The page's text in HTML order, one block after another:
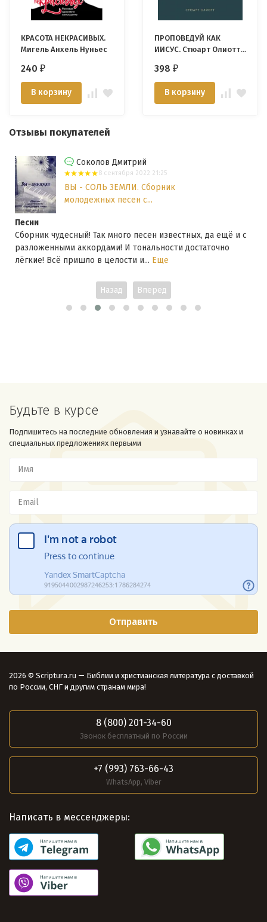
КРАСОТА НЕКРАСИВЫХ.
Мигель Анхель Нуньес
240 ₽
В корзину
ПРОПОВЕДУЙ КАК
ИИСУС. Стюарт Олиотт /
398 ₽
В корзину
Отзывы покупателей
Соколов Дмитрий
8 сентября 2022 21:25
ВЫ - СОЛЬ ЗЕМЛИ. Сборник
молодежных песен с...
Песни
Сборник чудесный! Так много песен известных, да ещё и с
разложенными аккордами! И тональности достаточно
лёгкие! Всё пришло в целости и... Еще
Назад Вперед
Будьте в курсе
Подпишитесь на последние обновления и узнавайте о новинках и
специальных предложениях первыми
2026 © Scriptura.ru — Библии и христианская литература с доставкой
по России, СНГ и другим странам мира!
8 (800) 201-34-60
Звонок бесплатный по России
+7 (993) 763-66-43
WhatsApp, Viber
Написать в мессенджеры: